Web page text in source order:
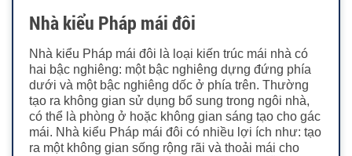
Nhà kiểu Pháp mái đôi
Nhà kiểu Pháp mái đôi là loại kiến trúc mái nhà có
hai bậc nghiêng: một bậc nghiêng dựng đứng phía
dưới và một bậc nghiêng dốc ở phía trên. Thường
tạo ra không gian sử dụng bổ sung trong ngôi nhà,
có thể là phòng ở hoặc không gian sáng tạo cho gác
mái. Nhà kiểu Pháp mái đôi có nhiều lợi ích như: tạo
ra một không gian sống rộng rãi và thoải mái cho